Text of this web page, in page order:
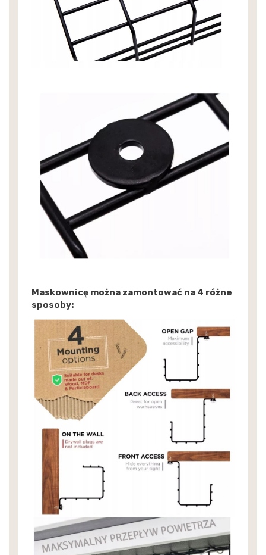
Maskownicę można zamontować na 4 różne
sposoby: